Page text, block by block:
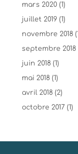
mars 2020(1)
juillet 2019(1)
novembre 2018
septembre 2018
juin 2018(1)
mai 2018(1)
avril 2018(2)
octobre 2017(1)